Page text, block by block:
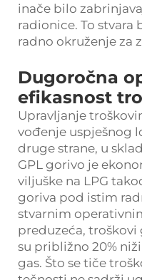
inače bilo
radionice. To
radno okruženje za
Dugoročna
efikasnost
Upravljanje
vođenje uspješnog
druge strane, u
GPL gorivo je
viljuške na LPG
goriva pod istim
stvarnim
preduzeća, troškovi
su približno 20%
gas. Što se tiče